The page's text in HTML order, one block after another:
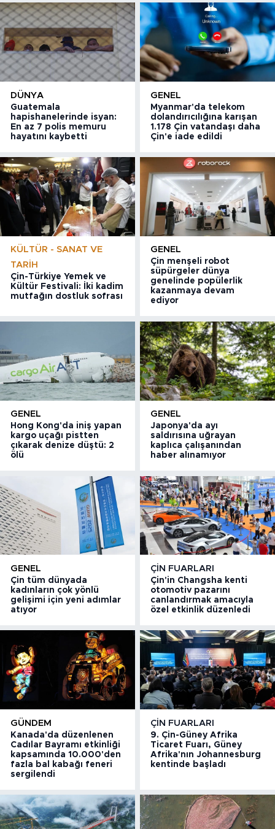
DÜNYA
Guatemala
hapishanelerinde isyan:
En az 7 polis memuru
hayatını kaybetti
GENEL
Myanmar'da telekom
dolandırıcılığına karışan
1.178 Çin vatandaşı daha
Çin'e iade edildi
KÜLTÜR - SANAT VE
TARIH
Çin-Türkiye Yemek ve
Kültür Festivali: İki kadim
mutfağın dostluk sofrası
GENEL
Çin menşeli robot
süpürgeler dünya
genelinde popülerlik
kazanmaya devam
ediyor
GENEL
Hong Kong'da iniş yapan
kargo uçağı pistten
çıkarak denize düştü: 2
ölü
GENEL
Japonya'da ayı
saldırısına uğrayan
kaplıca çalışanından
haber alınamıyor
GENEL
Çin tüm dünyada
kadınların çok yönlü
gelişimi için yeni adımlar
atıyor
ÇIN FUARLARI
Çin'in Changsha kenti
otomotiv pazarını
canlandırmak amacıyla
özel etkinlik düzenledi
GÜNDEM
Kanada'da düzenlenen
Cadılar Bayramı etkinliği
kapsamında 10.000'den
fazla bal kabağı feneri
sergilendi
ÇIN FUARLARI
9. Çin-Güney Afrika
Ticaret Fuarı, Güney
Afrika'nın Johannesburg
kentinde başladı